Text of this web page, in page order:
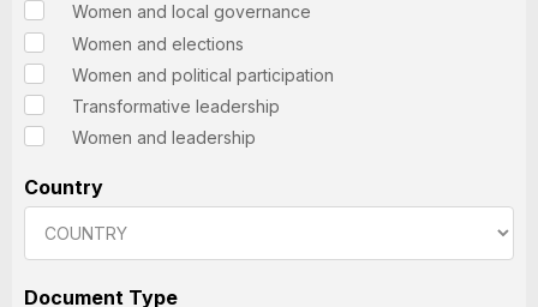
Women and local governance
Women and elections
Women and political participation
Transformative leadership
Women and leadership
Country
Document Type